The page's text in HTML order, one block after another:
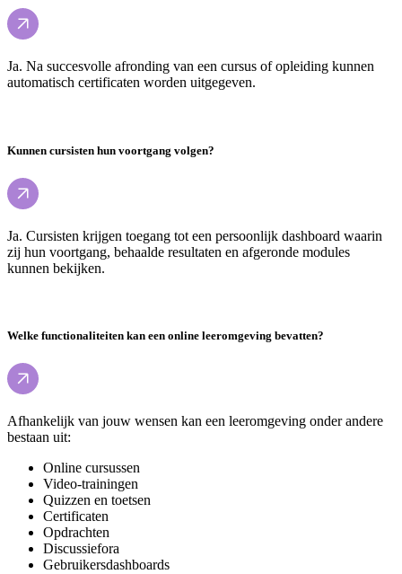
Ja. Na succesvolle afronding van een cursus of opleiding kunnen
automatisch certificaten worden uitgegeven.
Kunnen cursisten hun voortgang volgen?
Ja. Cursisten krijgen toegang tot een persoonlijk dashboard waarin
zij hun voortgang, behaalde resultaten en afgeronde modules
kunnen bekijken.
Welke functionaliteiten kan een online leeromgeving bevatten?
Afhankelijk van jouw wensen kan een leeromgeving onder andere
bestaan uit:
Online cursussen
Video-trainingen
Quizzen en toetsen
Certificaten
Opdrachten
Discussiefora
Gebruikersdashboards